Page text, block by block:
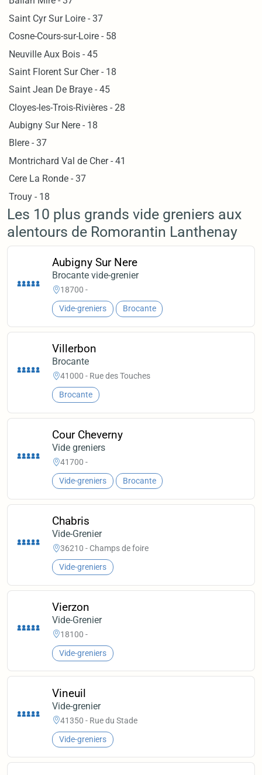
Saint Cyr Sur Loire - 37
Cosne-Cours-sur-Loire - 58
Neuville Aux Bois - 45
Saint Florent Sur Cher - 18
Saint Jean De Braye - 45
Cloyes-les-Trois-Rivières - 28
Aubigny Sur Nere - 18
Blere - 37
Montrichard Val de Cher - 41
Cere La Ronde - 37
Trouy - 18
Les 10 plus grands vide greniers aux
alentours de Romorantin Lanthenay
Aubigny Sur Nere
Brocante vide-grenier
18700 -
Vide-greniers Brocante
Villerbon
Brocante
41000 - Rue des Touches
Brocante
Cour Cheverny
Vide greniers
41700 -
Vide-greniers Brocante
Chabris
Vide-Grenier
36210 - Champs de foire
Vide-greniers
Vierzon
Vide-Grenier
18100 -
Vide-greniers
Vineuil
Vide-grenier
41350 - Rue du Stade
Vide-greniers